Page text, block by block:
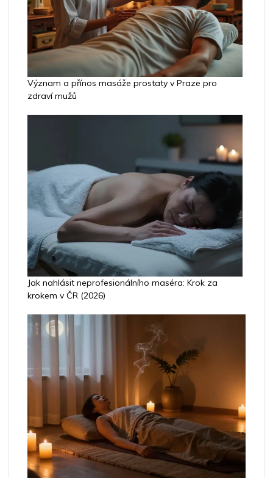
Význam a přínos masáže prostaty v Praze pro
zdraví mužů
Jak nahlásit neprofesionálního maséra: Krok za
krokem v ČR (2026)